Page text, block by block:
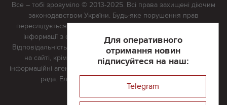
Для оперативного
отримання новин
підписуйтеся на наш:
Telegram
Все – тобі зрозуміло © 2013-2025. Всі права захищені діючим
законодавством України. Будь-яке порушення прав
переслідується в судовому порядку. Будь-яке відтворення
інформації з сайту тільки з письмово дозволу редакції.
Відповідальність за достовірність усіх матеріалів, розміщених
на сайті, крім матеріалів, які містять посилання на інші
інформаційні агентства або інтернет-видання, несе редакційна
рада. Електронна пошта:
Реклама на сайті